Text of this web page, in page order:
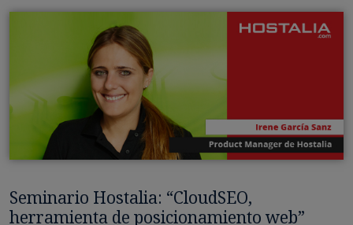
Seminario Hostalia: “CloudSEO,
herramienta de posicionamiento web”